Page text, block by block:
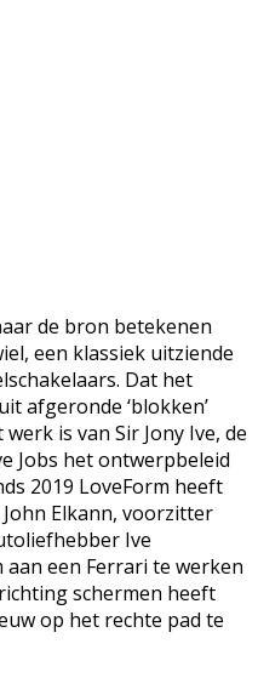
de bron betekenen
een klassiek uitziende
Dat het
afgeronde ‘blokken’
is van Sir Jony Ive, de
Jobs het ontwerpbeleid
2019 LoveForm heeft
Elkann, voorzitter
Ive
een Ferrari te werken
schermen heeft
op het rechte pad te